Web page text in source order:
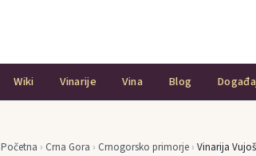
Wiki Vinarije Vina Blog
Početna › Crna Gora › Crnogorsko primorje › Vinarija